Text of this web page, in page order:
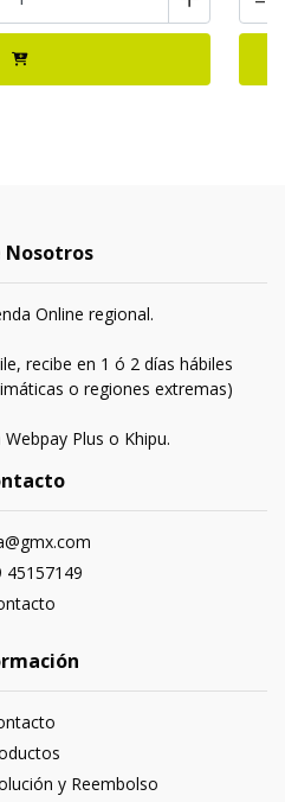
Nosotros
Online regional.
recibe en 1 ó 2 días hábiles
o regiones extremas)
Plus o Khipu.
45157149
y Reembolso